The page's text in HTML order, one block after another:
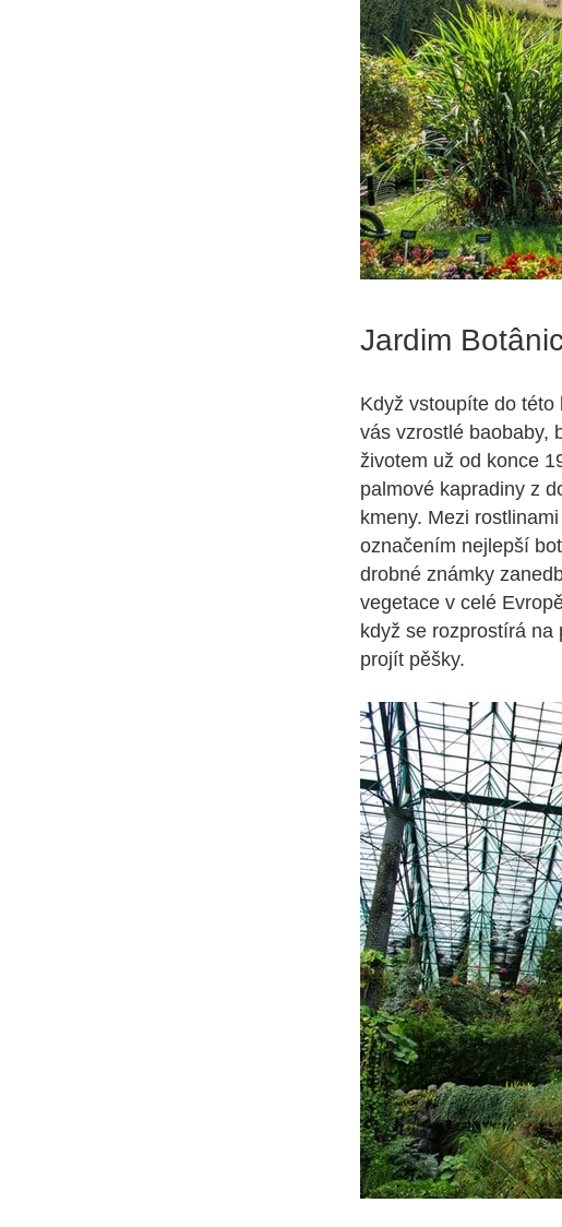
Jardim
Když vstoupíte do
vás vzrostlé baobaby,
životem už od konce
palmové kapradiny z
kmeny. Mezi
označením nejlepší
drobné známky
vegetace v celé
když se rozprostírá na
projít pěšky.